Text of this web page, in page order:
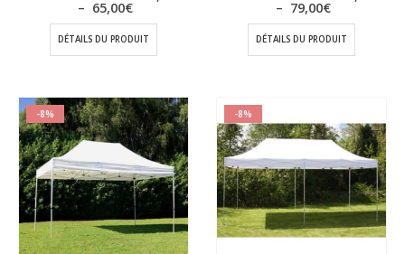
– 65,00€Plage
de
prix :
35,00€
à
DÉTAILS DU PRODUIT
– 79,00€Plage
de
prix :
39,00€
à
DÉTAILS DU PRODUIT
-8% -8%